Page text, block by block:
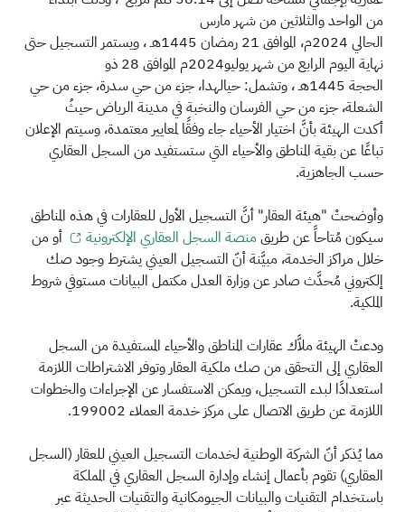
من الواحد والثلاثين من شهر مارس
الحالي 2024م، الموافق 21 رمضان 1445هـ ، ويستمر التسجيل حتى
نهاية اليوم الرابع من شهر يوليو2024م الموافق 28 ذو
الحجة 1445هـ ، وتشمل: حيالهدا، جزء من حي سدرة، جزء من حي
الشعلة، جزء من حي الفرسان والنخبة في مدينة الرياض حيثُ
أكدت الهيئة بأنَّ اختيار الأحياء جاء وفقًا لمعايير معتمدة، وسيتم الإعلان
تباعًا عن بقية المناطق والأحياء التي ستستفيد من السجل العقاري
حسب الجاهزية.
وأوضحتْ "هيئة العقار" أنَّ التسجيل الأول للعقارات في هذه المناطق
سيكون مُتاحاً عن طريق منصة السجل العقاري الإلكترونية
أو من
خلال مراكز الخدمة، مبيَّنة أنّ التسجيل العيني يشترط وجود صك
إلكتروني مُحدَّث صادر عن وزارة العدل مكتمل البيانات مستوفي شروط
الملكية.
ودعتْ الهيئة ملاَّك عقارات المناطق والأحياء المستفيدة من السجل
العقاري إلى التحقق من صك ملكية العقار وتوفر الاشتراطات اللازمة
استعدادًا لبدء التسجيل، ويمكن الاستفسار عن الإجراءات والخطوات
اللازمة عن طريق الاتصال على مركز خدمة العملاء 199002.
مما يُذكر أنّ الشركة الوطنية لخدمات التسجيل العيني للعقار (السجل
العقاري) تقوم بأعمال إنشاء وإدارة السجل العقاري في المملكة
باستخدام التقنيات والبيانات الجيومكانية والتقنيات الحديثة عبر